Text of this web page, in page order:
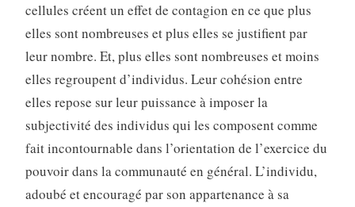
cellules créent un effet de contagion en ce que plus
elles sont nom­breuses et plus elles se justifient par
leur nombre. Et, plus elles sont nombreuses et moins
elles regroupent d’individus. Leur cohésion entre
elles repose sur leur puissance à im­poser la
subjectivité des individus qui les composent comme
fait incontournable dans l’orientation de l’exercice du
pouvoir dans la communauté en général. L’individu,
adoubé et en­couragé par son appartenance à sa